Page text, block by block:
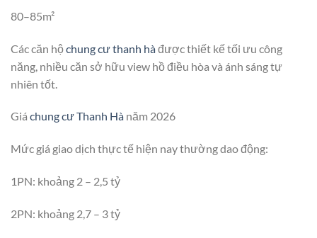
80–85m²
Các căn hộchung cư thanh hàđược thiết kế tối ưu công
năng, nhiều căn sở hữu view hồ điều hòa và ánh sáng tự
nhiên tốt.
Giá chung cư Thanh Hà năm 2026
Mức giá giao dịch thực tế hiện nay thường dao động:
1PN: khoảng 2 – 2,5 tỷ
2PN: khoảng 2,7 – 3 tỷ